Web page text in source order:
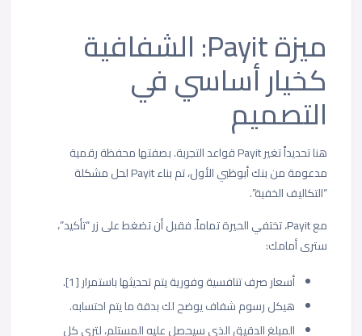
ميزة Payit: الشفافية
كخيار أساسي في
التصميم
هنا تحديداً تغير Payit قواعد التجربة. بصفتها محفظة رقمية
مدعومة من بنك أبوظبي الأول، تم بناء Payit لحل مشكلة
“التكاليف الخفية”.
مع Payit، تختفي الحيرة تماماً. فقبل أن تضغط على زر “تأكيد”،
سترى أمامك:
أسعار صرف تنافسية وفورية يتم تحديثها باستمرار [1].
هيكل رسوم شفاف يوضح لك بدقة ما يتم احتسابه.
المبلغ الدقيق الذي سيحصل عليه المستلم، لترى كل